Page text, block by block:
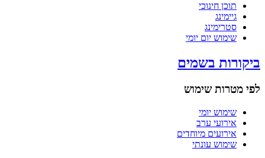
תוכן חינוכי
גיימינג
סטרימינג
שימוש יום יומי
ביקורות בשמים
לפי מטרות שימוש
שימוש יומי
אירועי ערב
אירועים מיוחדים
שימוש עונתי